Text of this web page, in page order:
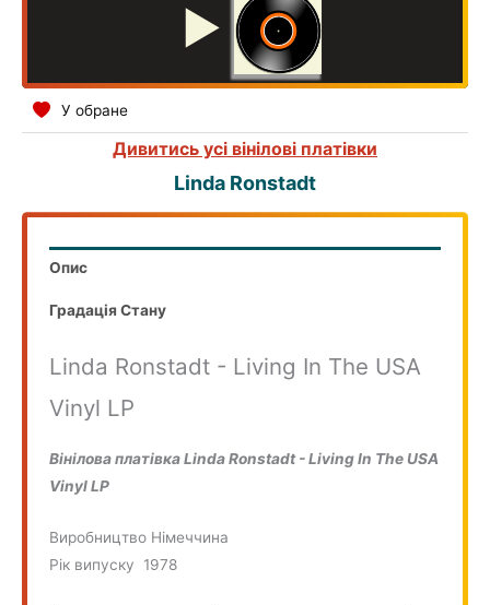
▶
У обране
Дивитись усі вінілові платівки
Linda Ronstadt
Опис
Градація Стану
Linda Ronstadt - Living In The USA
Vinyl LP
Вінілова платівка Linda Ronstadt - Living In The USA
Vinyl LP
Виробництво Німеччина
Рік випуску 1978